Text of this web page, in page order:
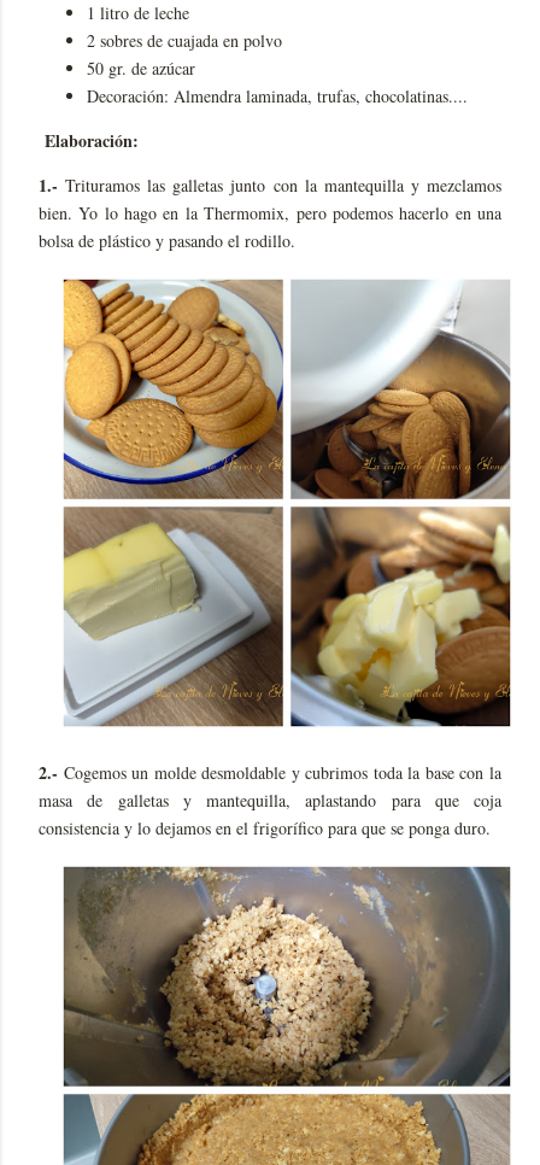
1 litro de leche
2 sobres de cuajada en polvo
50 gr. de azúcar
Decoración: Almendra laminada, trufas, chocolatinas....
Elaboración:
1.- Trituramos las galletas junto con la mantequilla y mezclamos
bien. Yo lo hago en la Thermomix, pero podemos hacerlo en una
bolsa de plástico y pasando el rodillo.
2.- Cogemos un molde desmoldable y cubrimos toda la base con la
masa de galletas y mantequilla, aplastando para que coja
consistencia y lo dejamos en el frigorífico para que se ponga duro.